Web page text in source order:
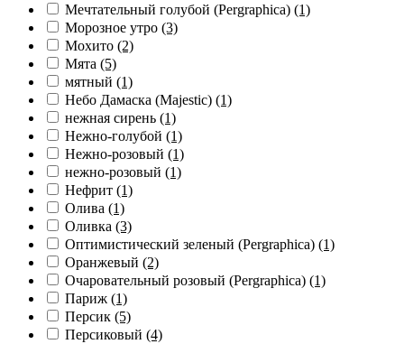
Мечтательный голубой (Pergraphica) (1)
Морозное утро (3)
Мохито (2)
Мята (5)
мятный (1)
Небо Дамаска (Majestic) (1)
нежная сирень (1)
Нежно-голубой (1)
Нежно-розовый (1)
нежно-розовый (1)
Нефрит (1)
Олива (1)
Оливка (3)
Оптимистический зеленый (Pergraphica) (1)
Оранжевый (2)
Очаровательный розовый (Pergraphica) (1)
Париж (1)
Персик (5)
Персиковый (4)